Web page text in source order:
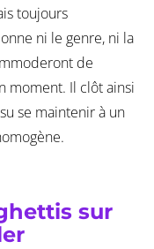
toujours
ni le genre, ni la
de
moment. Il clôt ainsi
se maintenir à un
sur